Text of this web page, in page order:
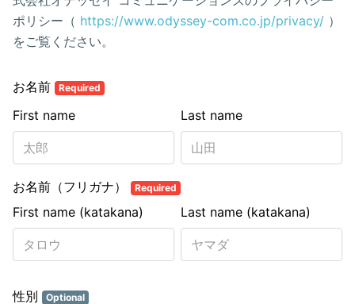
ポリシー（ https://www.odyssey-com.co.jp/privacy/ ）
をご覧ください。
お名前 Required
Last name
First name
お名前（フリガナ） Required
Last name (katakana)
First name (katakana)
性別 Optional